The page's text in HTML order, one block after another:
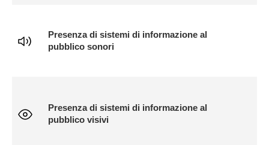
Presenza di sistemi di informazione al
pubblico sonori
Presenza di sistemi di informazione al
pubblico visivi